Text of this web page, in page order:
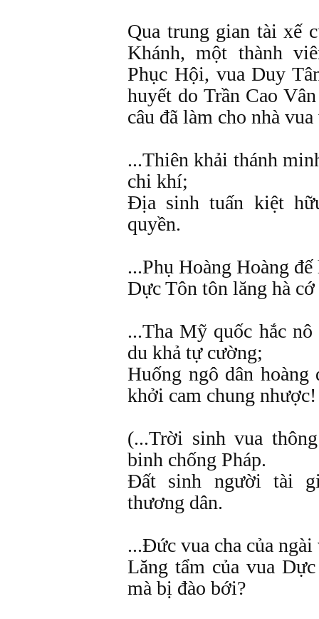
Qua trung gian tài xế
Khánh, một thành
Phục Hội, vua Duy
huyết do Trần Cao
câu đã làm cho nhà
...Thiên khải thánh
chi khí;
Địa sinh tuấn kiệt
quyền.
...Phụ Hoàng Hoàng
Dực Tôn tôn lăng hà
...Tha Mỹ quốc hắc
du khả tự cường;
Huống ngô dân
khởi cam chung nhược!
(...Trời sinh vua
binh chống Pháp.
Đất sinh người tài
thương dân.
...Đức vua cha của
Lăng tẩm của vua
mà bị đào bới?